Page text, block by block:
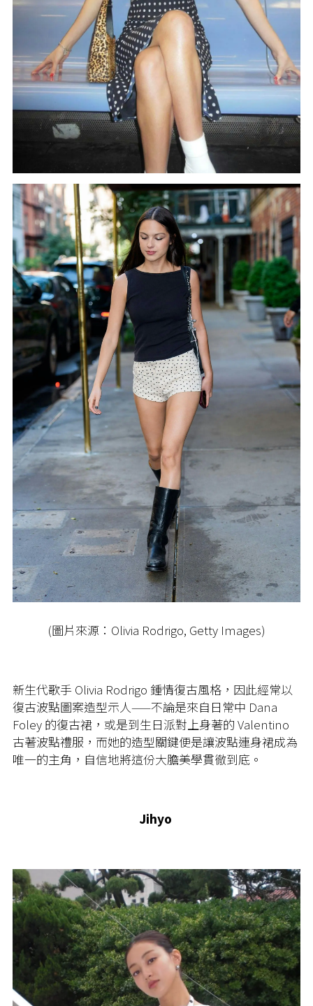
(圖片來源：Olivia Rodrigo, Getty Images)
新生代歌手 Olivia Rodrigo 鍾情復古風格，因此經常以
復古波點圖案造型示人——不論是來自日常中 Dana
Foley 的復古裙，或是到生日派對上身著的 Valentino
古著波點禮服，而她的造型關鍵便是讓波點連身裙成為
唯一的主角，自信地將這份大膽美學貫徹到底。
Jihyo